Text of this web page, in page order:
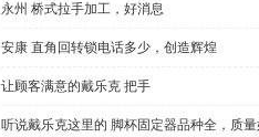
永州 桥式拉手加工，好消息
安康 直角回转锁电话多少，创造辉煌
让顾客满意的戴乐克 把手
听说戴乐克这里的 脚杯固定器品种全，质